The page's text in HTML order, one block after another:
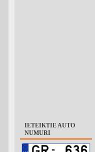
IETEIKTIE AUTO
NUMURI